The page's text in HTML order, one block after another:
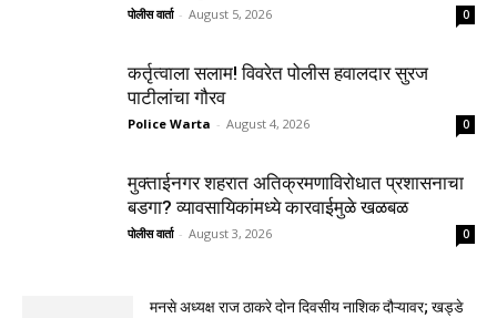
पोलीस वार्ता - August 5, 2026 0
कर्तृत्वाला सलाम! विवरेत पोलीस हवालदार सुरज
पाटीलांचा गौरव
Police Warta - August 4, 2026 0
मुक्ताईनगर शहरात अतिक्रमणाविरोधात प्रशासनाचा
बडगा? व्यावसायिकांमध्ये कारवाईमुळे खळबळ
पोलीस वार्ता - August 3, 2026 0
मनसे अध्यक्ष राज ठाकरे दोन दिवसीय नाशिक दौऱ्यावर; खड्डे